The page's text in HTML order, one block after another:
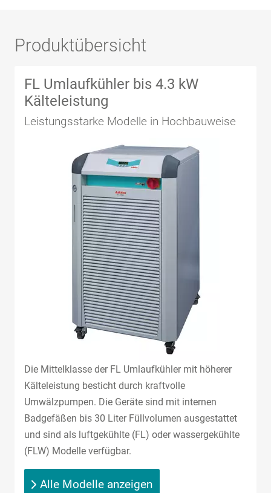
Produktübersicht
FL Umlaufkühler bis 4.3 kW
Kälteleistung
Leistungsstarke Modelle in Hochbauweise
Die Mittelklasse der FL Umlaufkühler mit höherer
Kälteleistung besticht durch kraftvolle
Umwälzpumpen. Die Geräte sind mit internen
Badgefäßen bis 30 Liter Füllvolumen ausgestattet
und sind als luftgekühlte (FL) oder wassergekühlte
(FLW) Modelle verfügbar.
Alle Modelle anzeigen